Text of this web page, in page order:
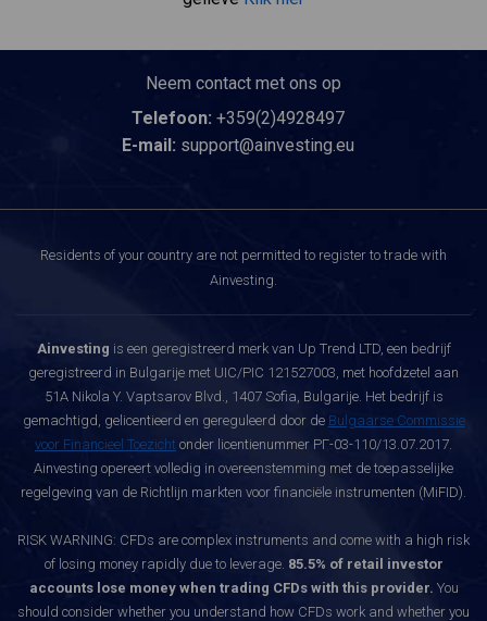
Neem contact met ons op
Telefoon: +359(2)4928497
E-mail: support@ainvesting.eu
Residents of your country are not permitted to register to trade with
Ainvesting.
Ainvesting is een geregistreerd merk van Up Trend LTD, een bedrijf
geregistreerd in Bulgarije met UIC/PIC 121527003, met hoofdzetel aan
51A Nikola Y. Vaptsarov Blvd., 1407 Sofia, Bulgarije. Het bedrijf is
gemachtigd, gelicentieerd en gereguleerd door de Bulgaarse Commissie
voor Financieel Toezicht onder licentienummer РГ-03-110/13.07.2017.
Ainvesting opereert volledig in overeenstemming met de toepasselijke
regelgeving van de Richtlijn markten voor financiële instrumenten (MiFID).
RISK WARNING: CFDs are complex instruments and come with a high risk
of losing money rapidly due to leverage. 85.5% of retail investor
accounts lose money when trading CFDs with this provider. You
should consider whether you understand how CFDs work and whether you